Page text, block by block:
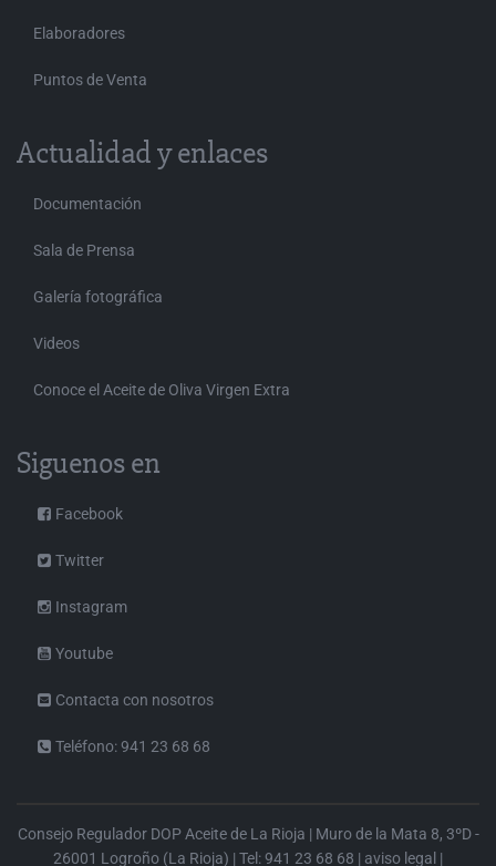
Elaboradores
Puntos de Venta
Actualidad y enlaces
Documentación
Sala de Prensa
Galería fotográfica
Videos
Conoce el Aceite de Oliva Virgen Extra
Siguenos en
Facebook
Twitter
Instagram
Youtube
Contacta con nosotros
Teléfono: 941 23 68 68
Consejo Regulador DOP Aceite de La Rioja | Muro de la Mata 8, 3ºD -
26001 Logroño (La Rioja) | Tel: 941 23 68 68 | aviso legal |